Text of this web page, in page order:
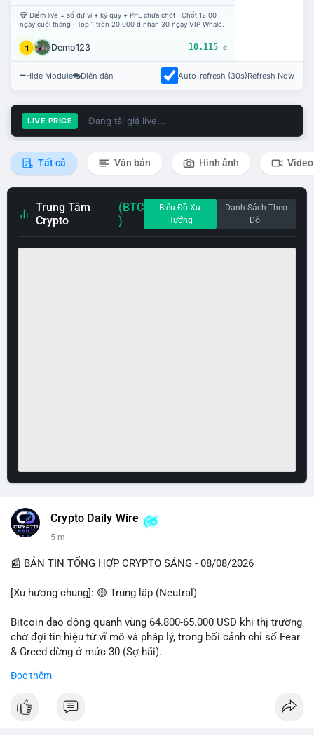
Điểm live = số dư ví + ký quỹ + PnL chưa chốt · Chốt 12:00
ngày cuối tháng · Top 1 trên 20.000 đ nhận 30 ngày VIP Whale.
1 Demo123 10.115 đ
Hide Module Diễn đàn Auto-refresh (30s)Refresh Now
LIVE PRICE Đang tải giá live...
Tất cả Văn bản Hình ảnh Video
Trung Tâm
Crypto
(BTC
)
Biểu Đồ Xu
Hướng
Danh Sách Theo
Dõi
Crypto Daily Wire
5 m
📰 BẢN TIN TỔNG HỢP CRYPTO SÁNG - 08/08/2026
[Xu hướng chung]: 🟡 Trung lập (Neutral)
Bitcoin dao động quanh vùng 64.800-65.000 USD khi thị trường
chờ đợi tín hiệu từ vĩ mô và pháp lý, trong bối cảnh chỉ số Fear
& Greed dừng ở mức 30 (Sợ hãi).
- Thị trường & Giá cả: Chuỗi giao dịch cá voi BTC diễn ra dày
triệu USD lúc 08:19 UTC và 61,37 BTC (gần 4 triệu USD) lúc
Đọc thêm